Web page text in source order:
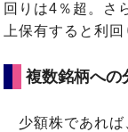
回りは4％超。さ
上保有すると利
複数銘柄への
少額株であれば